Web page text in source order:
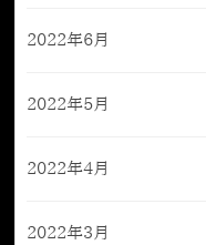
2022年6月
2022年5月
2022年4月
2022年3月